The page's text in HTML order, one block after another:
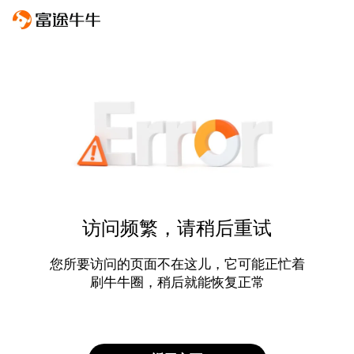
访问频繁，请稍后重试
您所要访问的页面不在这儿，它可能正忙着
刷牛牛圈，稍后就能恢复正常